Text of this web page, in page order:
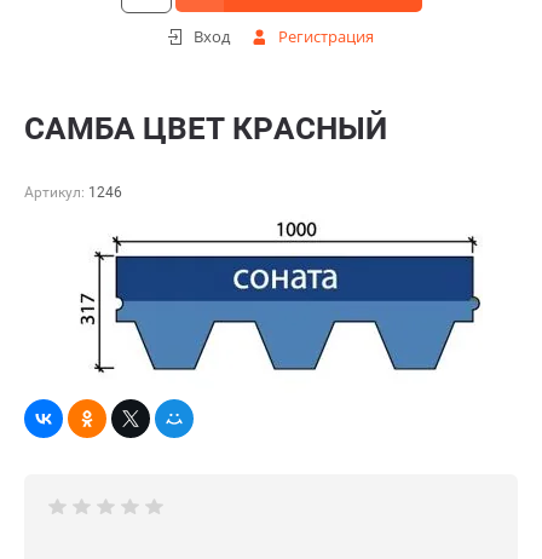
Вход Регистрация
САМБА ЦВЕТ КРАСНЫЙ
Артикул: 1246